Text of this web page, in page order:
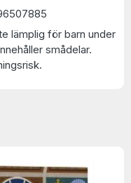
lämplig för barn under
smådelar.